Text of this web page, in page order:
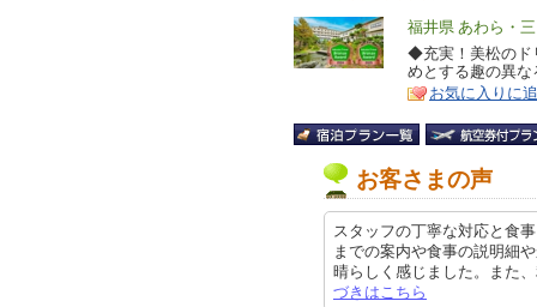
エ
リ
ア
福井県 あわら・
特
徴
◆充実！美松のド
めとする趣の異
お気に入りに
お客さまの声
スタッフの丁寧な対応と食
までの案内や食事の説明細
晴らしく感じました。また
づきはこちら